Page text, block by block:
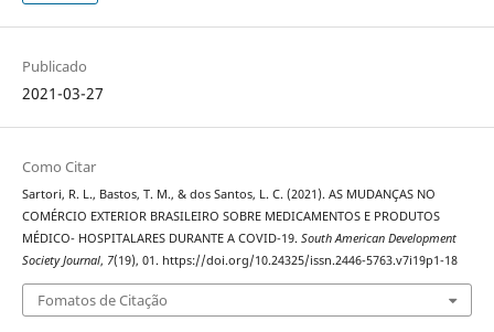
Publicado
2021-03-27
Como Citar
Sartori, R. L., Bastos, T. M., & dos Santos, L. C. (2021). AS MUDANÇAS NO
COMÉRCIO EXTERIOR BRASILEIRO SOBRE MEDICAMENTOS E PRODUTOS
MÉDICO- HOSPITALARES DURANTE A COVID-19. South American Development
Society Journal, 7(19), 01. https://doi.org/10.24325/issn.2446-5763.v7i19p1-18
Fomatos de Citação